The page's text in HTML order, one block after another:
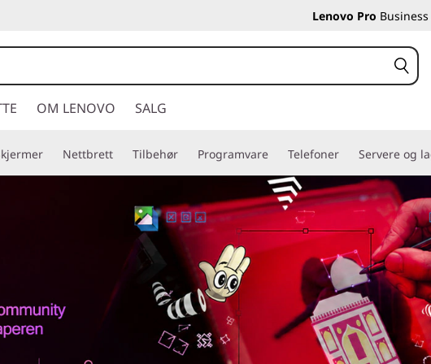
Lenovo Pro
OM LENOVO SALG
Nettbrett Tilbehør Programvare Telefoner Servere og